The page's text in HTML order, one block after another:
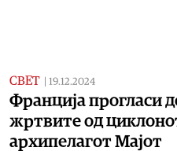
СВЕТ 19.12.2024
Франција прогласи
жртвите од
архипелагот Мајот